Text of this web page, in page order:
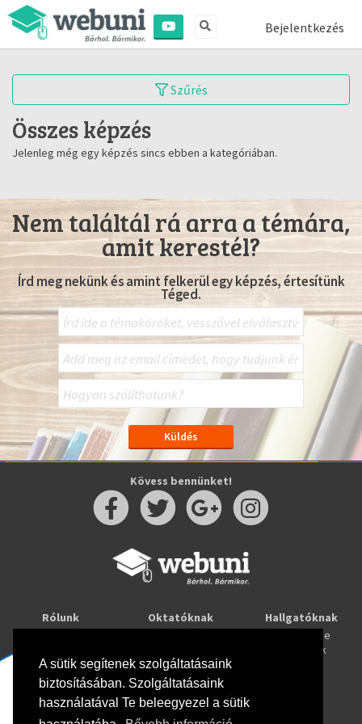
A sütik segítenek szolgáltatásaink
biztosításában. Szolgáltatásaink
használatával Te beleegyezel a sütik
Bejelentkezés
Szűrés
Összes képzés
Jelenleg még egy képzés sincs ebben a kategóriában.
Nem találtál rá arra a témára,
amit kerestél?
Írd meg nekünk és amint felkerül egy képzés, értesítünk
Téged.
Kövess bennünket!
Rólunk
Oktatóknak
Webuni Stúdió
Hallgatóknak
Tanulj online
Képzések
Info
Adatkezelési tájékoztató
ÁSZF